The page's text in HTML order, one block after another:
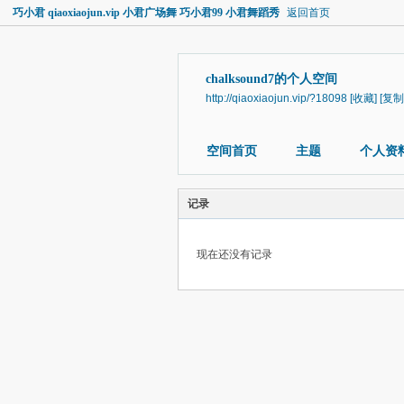
巧小君 qiaoxiaojun.vip 小君广场舞 巧小君99 小君舞蹈秀 返回首页
chalksound7的个人空间
http://qiaoxiaojun.vip/?18098 [收藏] [复
空间首页 主题 个人资
记录
现在还没有记录